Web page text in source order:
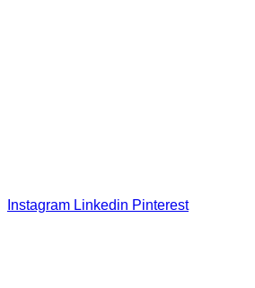
Instagram Linkedin Pinterest